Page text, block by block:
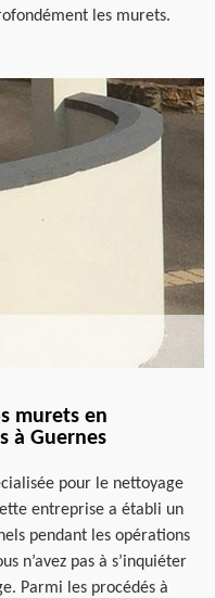
les murets.
murets en
à Guernes
pour le nettoyage
entreprise a établi un
pendant les opérations
n’avez pas à s’inquiéter
Parmi les procédés à